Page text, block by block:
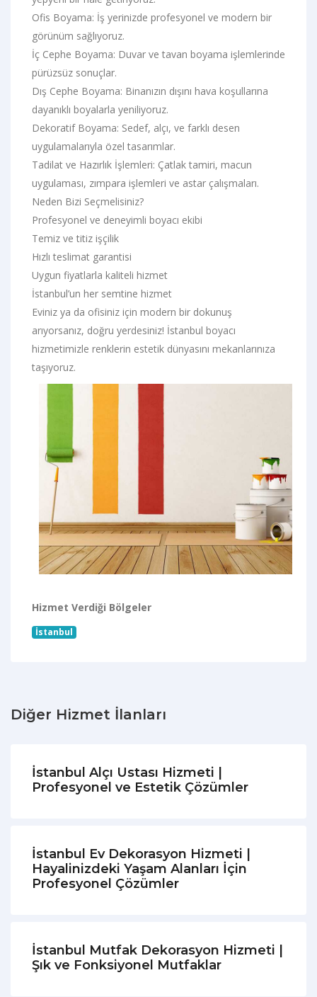
Ofis Boyama: İş yerinizde profesyonel ve modern bir
görünüm sağlıyoruz.
İç Cephe Boyama: Duvar ve tavan boyama işlemlerinde
pürüzsüz sonuçlar.
Dış Cephe Boyama: Binanızın dışını hava koşullarına
dayanıklı boyalarla yeniliyoruz.
Dekoratif Boyama: Sedef, alçı, ve farklı desen
uygulamalarıyla özel tasarımlar.
Tadilat ve Hazırlık İşlemleri: Çatlak tamiri, macun
uygulaması, zımpara işlemleri ve astar çalışmaları.
Neden Bizi Seçmelisiniz?
Profesyonel ve deneyimli boyacı ekibi
Temiz ve titiz işçilik
Hızlı teslimat garantisi
Uygun fiyatlarla kaliteli hizmet
İstanbul’un her semtine hizmet
Eviniz ya da ofisiniz için modern bir dokunuş
arıyorsanız, doğru yerdesiniz! İstanbul boyacı
hizmetimizle renklerin estetik dünyasını mekanlarınıza
taşıyoruz.
Hizmet Verdiği Bölgeler
İstanbul
Diğer Hizmet İlanları
İstanbul Alçı Ustası Hizmeti |
Profesyonel ve Estetik Çözümler
İstanbul Ev Dekorasyon Hizmeti |
Hayalinizdeki Yaşam Alanları İçin
Profesyonel Çözümler
İstanbul Mutfak Dekorasyon Hizmeti |
Şık ve Fonksiyonel Mutfaklar